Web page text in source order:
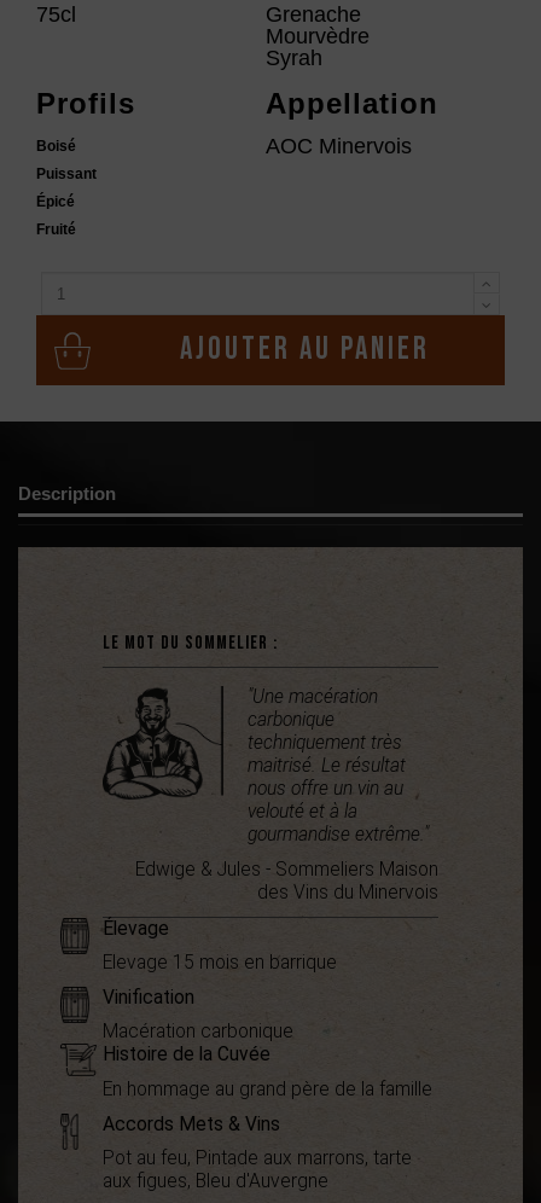
75cl
Grenache
Mourvèdre
Syrah
Profils
Boisé
Puissant
Épicé
Fruité
Appellation
AOC Minervois
Ajouter au panier
Description
Le mot du sommelier :
"Une macération
carbonique
techniquement très
maitrisé. Le résultat
nous offre un vin au
velouté et à la
gourmandise extrême."
Edwige & Jules - Sommeliers Maison
des Vins du Minervois
Élevage
Elevage 15 mois en barrique
Vinification
Macération carbonique
Histoire de la Cuvée
En hommage au grand père de la famille
Accords Mets & Vins
Pot au feu, Pintade aux marrons, tarte
aux figues, Bleu d'Auvergne